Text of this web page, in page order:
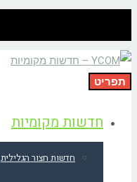
תפריט
חדשות מקומיות
חדשות חצור הגלילית